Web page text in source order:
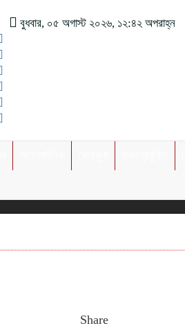
বুধবার, ০৫ অগাস্ট ২০২৬, ১২:৪২ অপরাহ্ন
Share